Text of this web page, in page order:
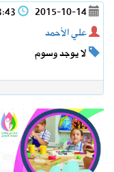
2015-10-14
علي الأحمد
لا يوجد وسوم